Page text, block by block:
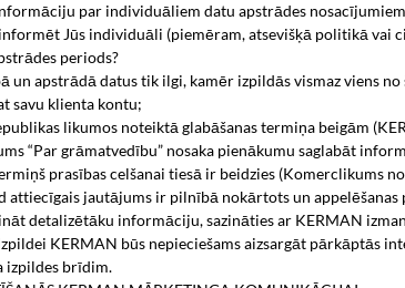
par individuāliem datu apstrādes
Jūs individuāli (piemēram, atsevišķā politikā vai
periods?
un apstrādā datus tik ilgi, kamēr izpildās vismaz viens
savu klienta kontu;
likumos noteiktā glabāšanas termiņa beigām
“Par grāmatvedību” nosaka pienākumu saglabāt
prasības celšanai tiesā ir beidzies (Komerclikums
attiecīgais jautājums ir pilnībā nokārtots un appelēšanas
detalizētāku informāciju, sazināties ar KERMAN
KERMAN būs nepieciešams aizsargāt pārkāptās
izpildes brīdim.